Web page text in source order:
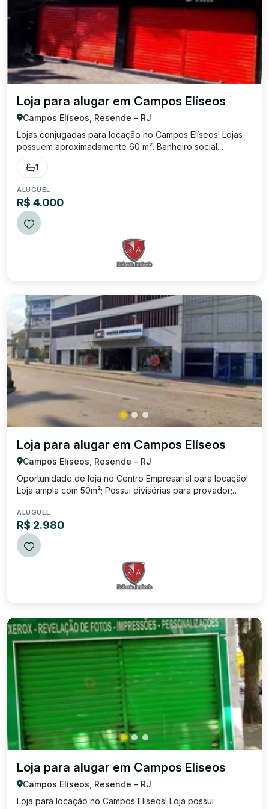
Loja para alugar em Campos Elíseos
Campos Elíseos, Resende - RJ
Lojas conjugadas para locação no Campos Elíseos! Lojas
possuem aproximadamente 60 m². Banheiro social.
Excelente localização, próximo a diversos
estabelecimentos comerciais! Locação: R$ 4.000,00
1
ALUGUEL
R$ 4.000
Loja para alugar em Campos Elíseos
Campos Elíseos, Resende - RJ
Oportunidade de loja no Centro Empresarial para locação!
Loja ampla com 50m²; Possui divisórias para provador;
estoque ou copa; Localização: R$ 2.980,00 Condomínio:
R$ 218,78 IPTU: R$ 36,02
ALUGUEL
R$ 2.980
Loja para alugar em Campos Elíseos
Campos Elíseos, Resende - RJ
Loja para locação no Campos Elíseos! Loja possui